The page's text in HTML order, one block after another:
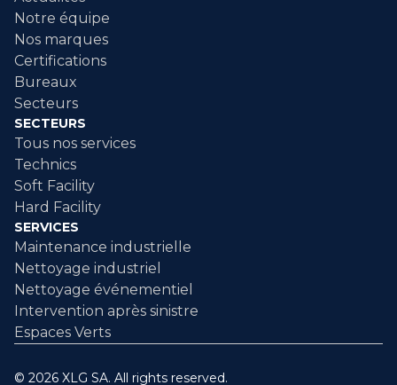
Notre équipe
Nos marques
Certifications
Bureaux
Secteurs
SECTEURS
Tous nos services
Technics
Soft Facility
Hard Facility
SERVICES
Maintenance industrielle
Nettoyage industriel
Nettoyage événementiel
Intervention après sinistre
Espaces Verts
© 2026 XLG SA. All rights reserved.